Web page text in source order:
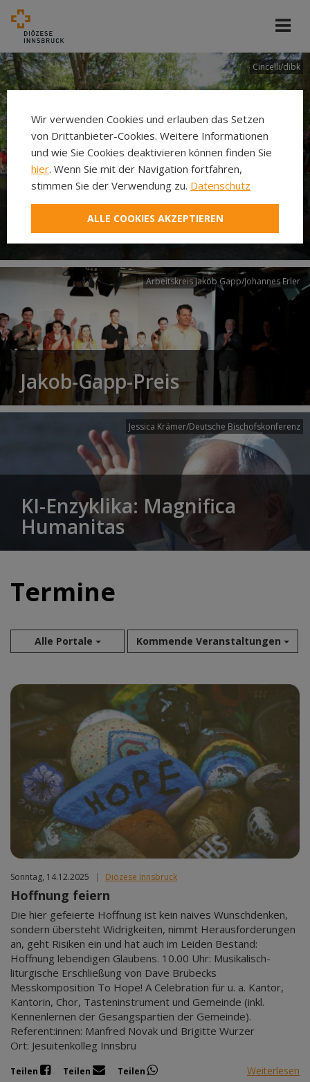
Cincelli/dibk
Neuer Pilgerweg Via
Laudato si’
Arbeitskreis Jakob Gapp/Johannes Erler
Jakob-Gapp-Preis
Jessica Krämer/Deutsche Bischofskonferenz
KI-Enzyklika: Magnifica
Humanitas
Termine
Alle Portale Kommende Veranstaltungen
Aug 2026
Sep 2026
Okt 2026
Nov 2026
Dez 2026
Jan 2027
Feb 2027
Mär 2027
Mai 2027
Sonntag, 14.12.2025 | Diözese Innsbruck
Hoffnung feiern
Die hier gefeierte Hoffnung ist kein naives Wunschdenken,
sondern übersteht Widrigkeiten, nimmt Herausforderungen
an, geht Risiken ein und hat auch im Leiden Bestand:
Hoffnung lebendigen Glaubens. 10.00 Uhr: Musikalisch-
liturgische Erschließung von Dave Brubecks
Messkomposition To Hope! A Celebration für u. a. Kantor,
Kantorin, Chor, Tasteninstrument und Gemeinde (inkl.
Kennenlernen der Gesangspartien der Gemeinde).
Referent:innen: Manfred Novak und Brigitte Wurzer
Ort: Jesuitenkolleg Innsbru
Teilen Teilen Teilen Weiterlesen
Wir verwenden Cookies und erlauben das Setzen
von Drittanbieter-Cookies. Weitere Informationen
und wie Sie Cookies deaktivieren können finden Sie
hier. Wenn Sie mit der Navigation fortfahren,
stimmen Sie der Verwendung zu. Datenschutz
ALLE COOKIES AKZEPTIEREN